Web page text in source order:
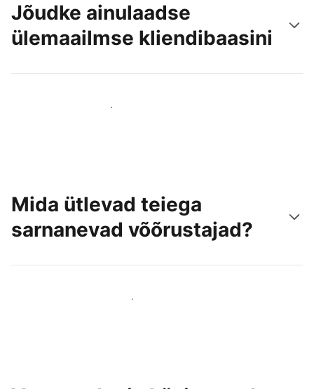
Jõudke ainulaadse
ülemaailmse kliendibaasini
Jõua juba täna uute külastajateni
Mida ütlevad teiega
sarnanevad võõrustajad?
Liitu endaga sarnanevate võõrustajatega